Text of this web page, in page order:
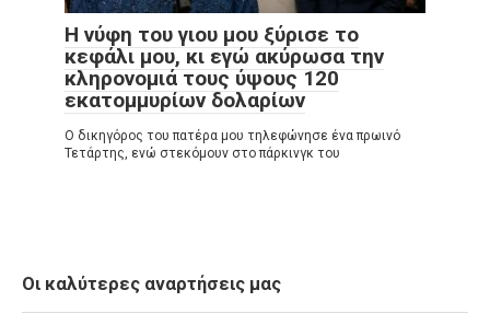
Η νύφη του γιου μου ξύρισε το
κεφάλι μου, κι εγώ ακύρωσα την
κληρονομιά τους ύψους 120
εκατομμυρίων δολαρίων
Ο δικηγόρος του πατέρα μου τηλεφώνησε ένα πρωινό
Τετάρτης, ενώ στεκόμουν στο πάρκινγκ του
Οι καλύτερες αναρτήσεις μας